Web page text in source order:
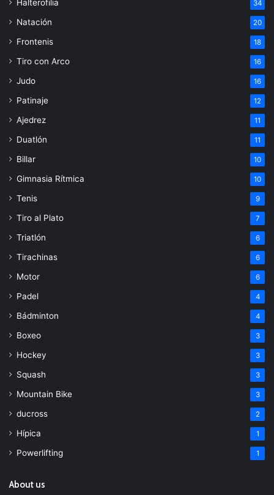
Halterofilia 34
Natación 20
Frontenis 18
Tiro con Arco 16
Judo 16
Patinaje 12
Ajedrez 11
Duatlón 11
Billar 10
Gimnasia Rítmica 10
Tenis 9
Tiro al Plato 7
Triatlón 6
Tirachinas 6
Motor 6
Padel 4
Bádminton 4
Boxeo 3
Hockey 3
Squash 3
Mountain Bike 3
ducross 2
Hípica 1
Powerlifting 1
About us